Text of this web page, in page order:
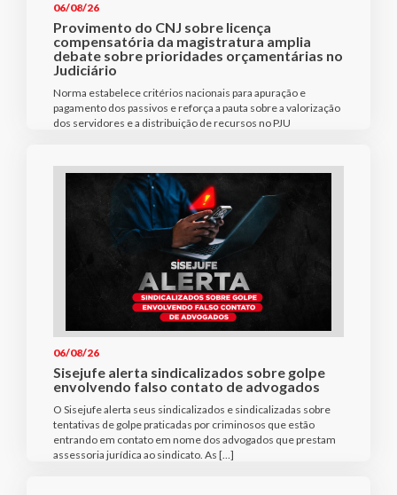
06/08/26
Provimento do CNJ sobre licença
compensatória da magistratura amplia
debate sobre prioridades orçamentárias no
Judiciário
Norma estabelece critérios nacionais para apuração e
pagamento dos passivos e reforça a pauta sobre a valorização
dos servidores e a distribuição de recursos no PJU
06/08/26
Sisejufe alerta sindicalizados sobre golpe
envolvendo falso contato de advogados
O Sisejufe alerta seus sindicalizados e sindicalizadas sobre
tentativas de golpe praticadas por criminosos que estão
entrando em contato em nome dos advogados que prestam
assessoria jurídica ao sindicato. As […]